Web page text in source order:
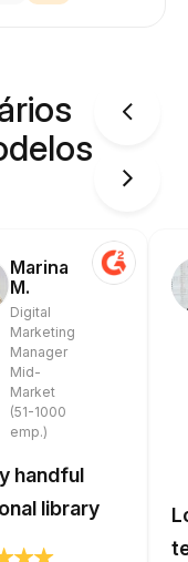
Marina
M.
Digital
Marketing
Manager
Mid-
Market
(51-1000
emp.)
handful
library